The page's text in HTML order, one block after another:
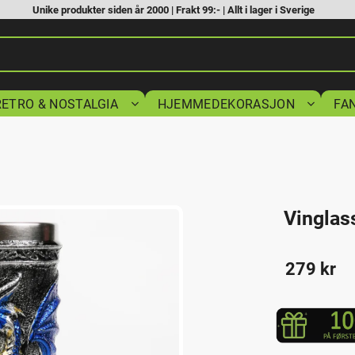
Unike produkter siden år 2000 | Frakt 99:- | Allt i lager i Sverige
& NOSTALGIA HJEMMEDEKORASJON
279 kr